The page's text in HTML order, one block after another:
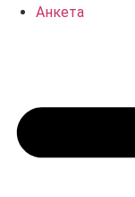
Анкета